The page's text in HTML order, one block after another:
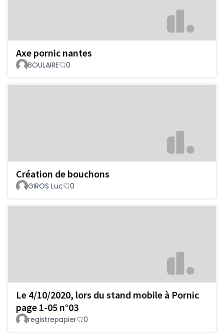
Axe pornic nantes
BOULAIRE 0
Création de bouchons
GIROS Luc 0
Le 4/10/2020, lors du stand mobile à Pornic
page 1-05 n°03
registrepapier 0